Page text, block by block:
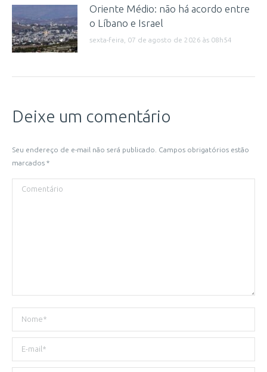
Oriente Médio: não há acordo entre
o Líbano e Israel
sexta-feira, 07 de agosto de 2026 às 08h54
Deixe um comentário
Seu endereço de e-mail não será publicado. Campos obrigatórios estão
marcados *
Comentário
Nome *
E-mail *